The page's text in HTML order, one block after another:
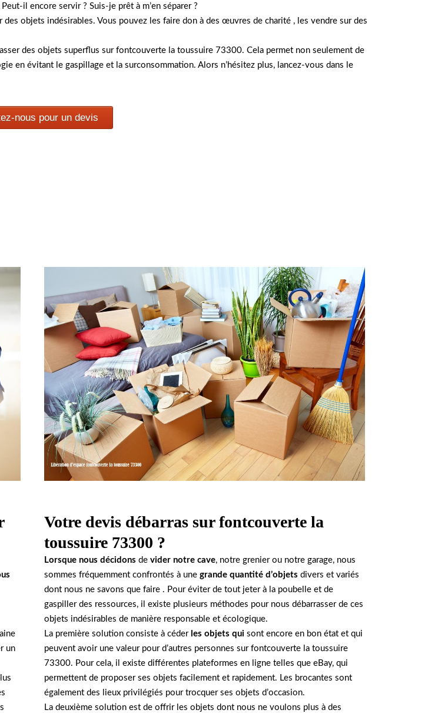
il encore servir ? Suis-je prêt à m’en séparer ?
objets indésirables. Vous pouvez les faire don à des œuvres de charité , les vendre sur des
des objets superflus sur fontcouverte la toussuire 73300. Cela permet non seulement de
en évitant le gaspillage et la surconsommation. Alors n’hésitez plus, lancez-vous dans le
nous pour un devis
un
Votre devis débarras sur fontcouverte la
toussuire 73300 ?
Lorsque nous décidons de vider notre cave, notre grenier ou notre garage, nous
sommes fréquemment confrontés à une grande quantité d’objets divers et variés
dont nous ne savons que faire . Pour éviter de tout jeter à la poubelle et de
gaspiller des ressources, il existe plusieurs méthodes pour nous débarrasser de ces
objets indésirables de manière responsable et écologique.
La première solution consiste à céder les objets qui sont encore en bon état et qui
peuvent avoir une valeur pour d’autres personnes sur fontcouverte la toussuire
73300. Pour cela, il existe différentes plateformes en ligne telles que eBay, qui
permettent de proposer ses objets facilement et rapidement. Les brocantes sont
également des lieux privilégiés pour trocquer ses objets d’occasion.
La deuxième solution est de offrir les objets dont nous ne voulons plus à des